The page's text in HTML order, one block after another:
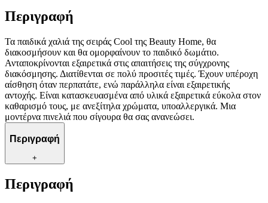
Περιγραφή
Τα παιδικά χαλιά της σειράς Cool της Beauty Home, θα
διακοσμήσουν και θα ομορφαίνουν το παιδικό δωμάτιο.
Ανταποκρίνονται εξαιρετικά στις απαιτήσεις της σύγχρονης
διακόσμησης. Διατίθενται σε πολύ προσιτές τιμές. Έχουν υπέροχη
αίσθηση όταν περπατάτε, ενώ παράλληλα είναι εξαιρετικής
αντοχής. Είναι κατασκευασμένα από υλικά εξαιρετικά εύκολα στον
καθαρισμό τους, με ανεξίτηλα χρώματα, υποαλλεργικά. Μια
μοντέρνα πινελιά που σίγουρα θα σας ανανεώσει.
Περιγραφή
+
Περιγραφή